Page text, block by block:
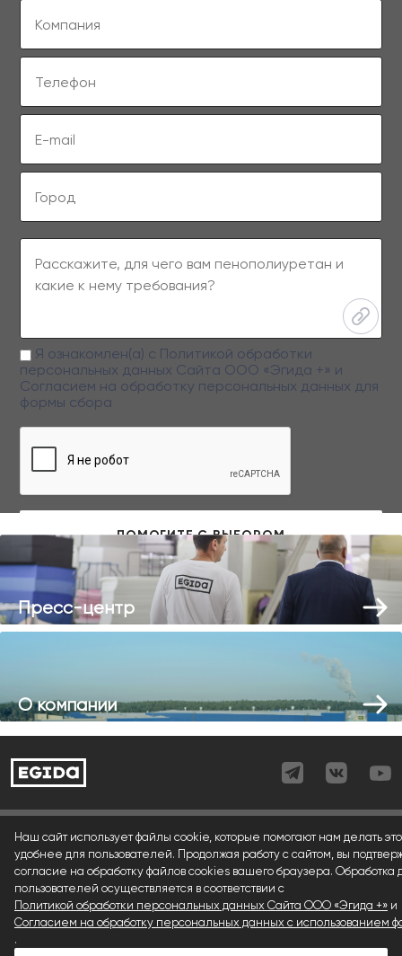
Заполняя данную форму вы даете свое согласие на обработку
персональных данных
Я ознакомлен(а) с Политикой обработки
персональных данных Сайта ООО «Эгида +» и
Согласием на обработку персональных данных для
формы сбора
Пресс-центр
О компании
Условия использования материалов сайта
Политика конфиденциальности
Согласие (cookies)
Согласие (форма)
Согласие (регистрация)
Наш сайт использует файлы cookie, которые помогают нам делать
удобнее для пользователей. Продолжая работу с сайтом, вы
согласие на обработку файлов cookies вашего браузера. Обработка
пользователей осуществляется в соответствии с
Политикой обработки персональных данных Сайта ООО «Эгида +» и
Согласием на обработку персональных данных с использованием
.